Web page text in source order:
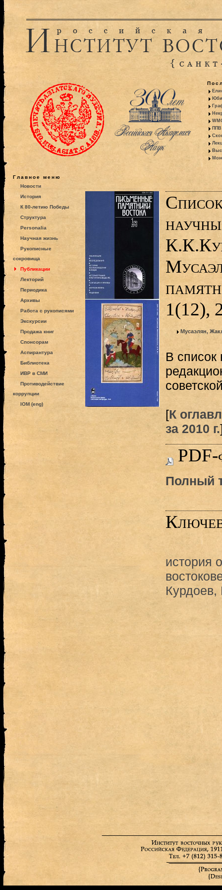
ППВ
Главное меню
Новости
История
К 80-летию Победы
Структура
Personalia
Научная жизнь
Рукописные
сокровища
Публикации
Лекторий
Периодика
Архивы
Работа с рукописями
Экскурсии
Продажа книг
Спонсорам
Аспирантура
Библиотека
ИВР в СМИ
Противодействие
коррупции
IOM (eng)
1(12),
Мусаэлян,
В список
[К
за 2010 г.
PDF-
Полный
история